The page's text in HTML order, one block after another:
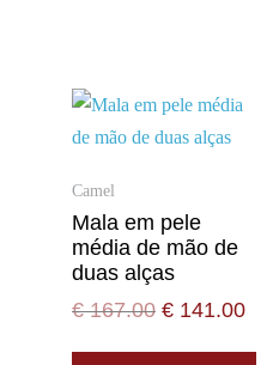
Camel
Mala em pele
média de mão de
duas alças
€167.00 € 141.00